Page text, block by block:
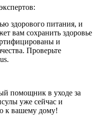
здорового питания, и
вам сохранить здоровье
и
Проверьте
.
помощник в уходе за
уже сейчас и
к вашему дому!